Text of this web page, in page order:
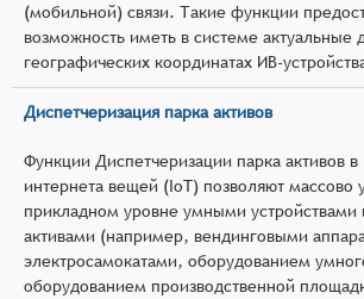
(мобильной) связи. Такие функции
возможность иметь в системе актуальные
географических координатах ИВ-
Диспетчеризация парка активов
Функции Диспетчеризации парка активов
интернета вещей (IoT) позволяют массово
прикладном уровне умными
активами (например, вендинговыми
электросамокатами, оборудованием
оборудованием производственной